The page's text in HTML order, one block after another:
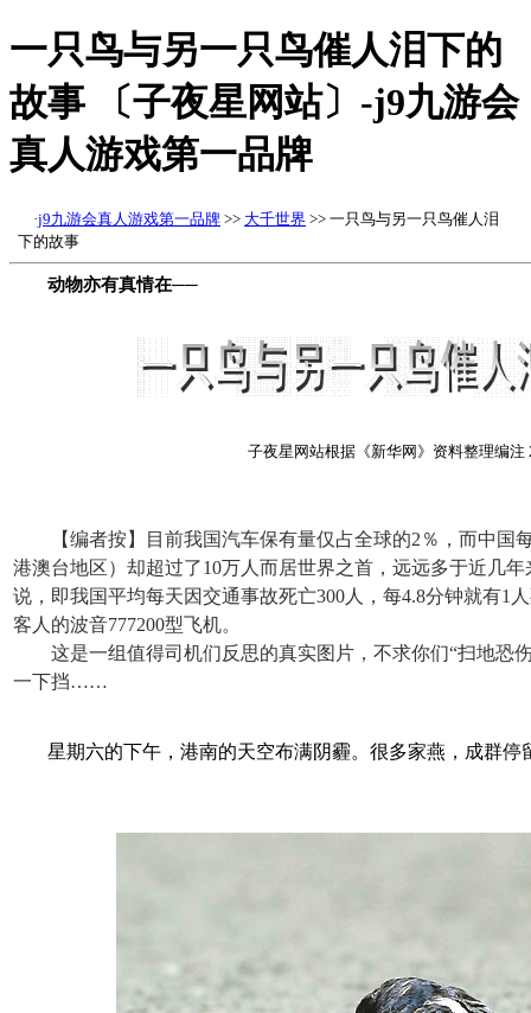
一只鸟与另一只鸟催人泪下的
故事 〔子夜星网站〕-j9九游会
真人游戏第一品牌
·j9九游会真人游戏第一品牌 >> 大千世界 >> 一只鸟与另一只鸟催人泪
下的故事
动物亦有真情在──
子夜星网站根据《新华网》资料整理编注
【编者按】目前我国汽车保有量仅占全球的2％，而中国
港澳台地区）却超过了10万人而居世界之首，远远多于近几
说，即我国平均每天因交通事故死亡300人，每4.8分钟就有1
客人的波音777200型飞机。
这是一组值得司机们反思的真实图片，不求你们“扫地恐
一下挡……
星期六的下午，港南的天空布满阴霾。很多家燕，成群